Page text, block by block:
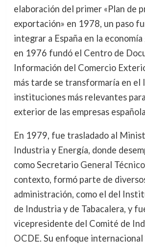
elaboración del primer «Plan de
exportación» en 1978, un paso
integrar a España en la economía
en 1976 fundó el Centro de
Información del Comercio
más tarde se transformaría en el
instituciones más relevantes
exterior de las empresas
En 1979, fue trasladado al
Industria y Energía, donde
como Secretario General
contexto, formó parte de
administración, como el del
de Industria y de Tabacalera, y
vicepresidente del Comité de
OCDE. Su enfoque internacional